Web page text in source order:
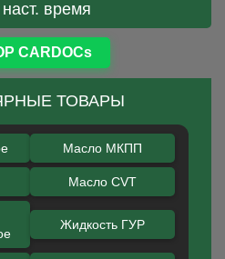
время
CARDOCs
ТОВАРЫ
Масло МКПП
Масло CVT
Жидкость ГУР